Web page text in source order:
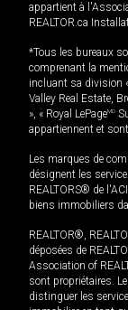
appartient à
REALTOR.ca
*Tous les bureaux
comprenant la
incluant sa division
Valley Real Estate,
», « Royal LePageMD
appartiennent et
Les marques de
désignent les
REALTORS® de
biens immobiliers
REALTOR®,
déposées de
Association of
sont propriétaires.
distinguer les